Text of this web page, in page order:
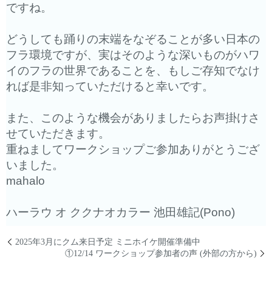
ですね。
どうしても踊りの末端をなぞることが多い日本の
フラ環境ですが、 実はそのような深いものがハワ
イのフラの世界であることを、
もしご存知でなけ
れば是非知っていただけると幸いです。
また、 このような機会がありましたらお声掛けさ
せていただきます。
重ねましてワークショップご参加ありがとうござ
いました。
mahalo
ハーラウ オ ククナオカラー 池田雄記(Pono)
2025年3月にクム来日予定 ミニホイケ開催準備中
①12/14 ワークショップ参加者の声 (外部の方から)